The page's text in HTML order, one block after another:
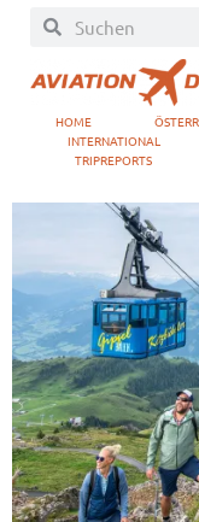
HOME
INTERNATIONAL
TRIPREPORTS